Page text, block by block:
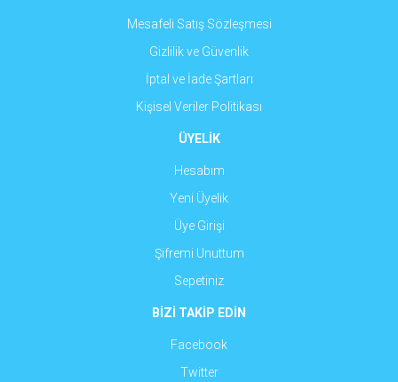
Mesafeli Satış Sözleşmesi
Gizlilik ve Güvenlik
İptal ve İade Şartları
Kişisel Veriler Politikası
ÜYELİK
Hesabım
Yeni Üyelik
Üye Girişi
Şifremi Unuttum
Sepetiniz
BİZİ TAKİP EDİN
Facebook
Twitter